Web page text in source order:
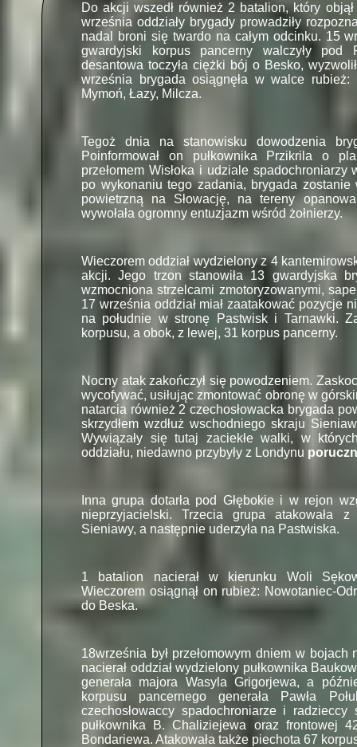
Do akcji wszedł również 2 batalion, który
września oddziały brygady prowadziły
nadal broni się twardo na całym odcinku. 15
gwardyjski korpus pancerny walczyły pod
desantowa toczyła ciężki bój o Besko,
września brygada osiągnęła w walce
Mymoń, Łazy, Milcza.
Tegoż dnia na stanowisku dowodzenia
Poinformował on pułkownika Przikrila o
przełomem Wisłoka i udziale
po wykonaniu tego zadania, brygada
powietrzną na Słowację, na tereny
wywołała ogromny entuzjazm wśród żołnierzy.
Wieczorem oddział wydzielony z 4
akcji. Jego trzon stanowiła 13 gwardyjska
wzmocniona strzelcami zmotoryzowanymi,
17 września oddział miał zaatakować pozycje
na południe w stronę Pastwisk i Tarnawki.
korpusu, a obok, z lewej, 31 korpus pancerny.
Nocny atak zakończył się powodzeniem.
wycofywać, usiłując zmontować obronę w
natarcia również 2 czechosłowacka brygada
skrzydłem wzdłuż wschodniego skraju
Wywiązały się tutaj zaciekłe walki, w
oddziału, niedawno przybyły z Londynu
Inna grupa dotarła pod Głębokie i w rejon
nieprzyjacielski. Trzecia grupa atakowała
Sieniawy, a następnie uderzyła na Pastwiska.
1 batalion nacierał w kierunku Woli
Wieczorem osiągnął on rubież: Nowotaniec-
do Beska.
18września był przełomowym dniem w
nacierał oddział wydzielony pułkownika
generała majora Wasyla Grigorjewa, a
korpusu pancernego generała Pawła
czechosłowaccy spadochroniarze i
pułkownika B. Chaliziejewa oraz frontowej
Bondariewa. Atakowała także piechota 67